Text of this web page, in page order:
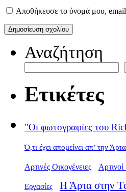
Αποθήκευσε το όνομά μου,
Αναζήτηση
Ετικέτες
"Οι φωτογραφίες του
Ό,τι έχει απομείνει απ’ την
Αρτινές Οικογένειες
Εργασίες Η Άρτα στην